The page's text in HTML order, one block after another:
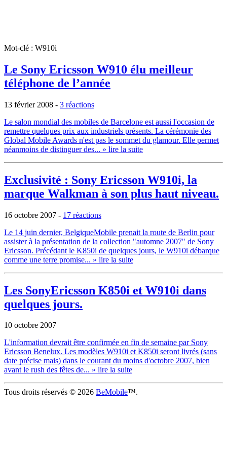
Mot-clé : W910i
Le Sony Ericsson W910 élu meilleur
téléphone de l’année
13 février 2008 - 3 réactions
Le salon mondial des mobiles de Barcelone est aussi l'occasion de
remettre quelques prix aux industriels présents. La cérémonie des
Global Mobile Awards n'est pas le sommet du glamour. Elle permet
néanmoins de distinguer des... » lire la suite
Exclusivité : Sony Ericsson W910i, la
marque Walkman à son plus haut niveau.
16 octobre 2007 - 17 réactions
Le 14 juin dernier, BelgiqueMobile prenait la route de Berlin pour
assister à la présentation de la collection "automne 2007" de Sony
Ericsson. Précédant le K850i de quelques jours, le W910i débarque
comme une terre promise... » lire la suite
Les SonyEricsson K850i et W910i dans
quelques jours.
10 octobre 2007
L'information devrait être confirmée en fin de semaine par Sony
Ericsson Benelux. Les modèles W910i et K850i seront livrés (sans
date précise mais) dans le courant du moins d'octobre 2007, bien
avant le rush des fêtes de... » lire la suite
Tous droits réservés © 2026 BeMobile™.